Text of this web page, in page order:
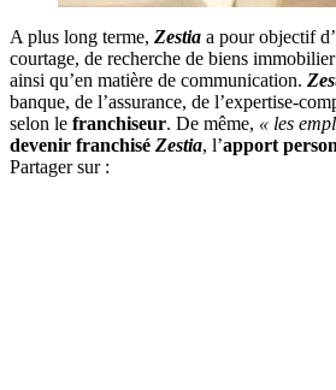
A plus long terme, Zestia a pour objectif
courtage, de recherche de biens
ainsi qu’en matière de communication.
banque, de l’assurance, de l’expertise-
selon le franchiseur. De même, « les
devenir franchisé Zestia, l’apport
Partager sur :